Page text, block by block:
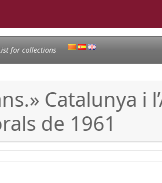
for collections
Catalunya i
de 1961